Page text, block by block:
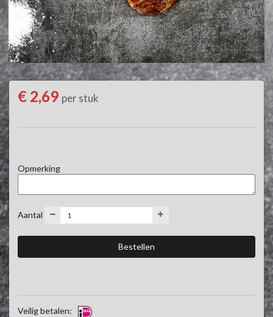
€ 2,69 per stuk
Opmerking
Aantal
Veilig betalen: